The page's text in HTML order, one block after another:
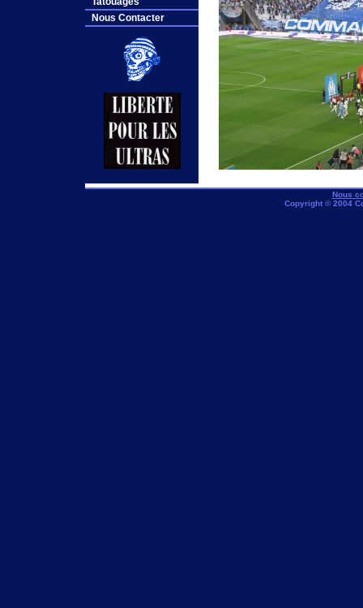
Nous Contacter
Nous
Copyright © 2004